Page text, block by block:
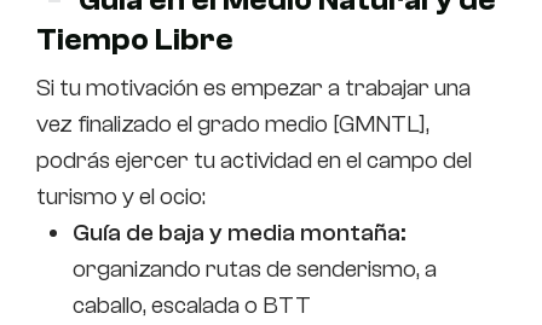
Tiempo Libre
Si tu motivación es empezar a trabajar una
vez finalizado el grado medio [GMNTL],
podrás ejercer tu actividad en el campo del
turismo y el ocio:
Guía de baja y media montaña:
organizando rutas de senderismo, a
caballo, escalada o BTT